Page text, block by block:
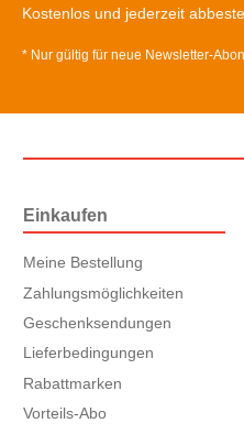
Kostenlos und jederzeit
* Nur gültig für neue Newsletter-
Einkaufen
Meine Bestellung
Zahlungsmöglichkeiten
Geschenksendungen
Lieferbedingungen
Rabattmarken
Vorteils-Abo